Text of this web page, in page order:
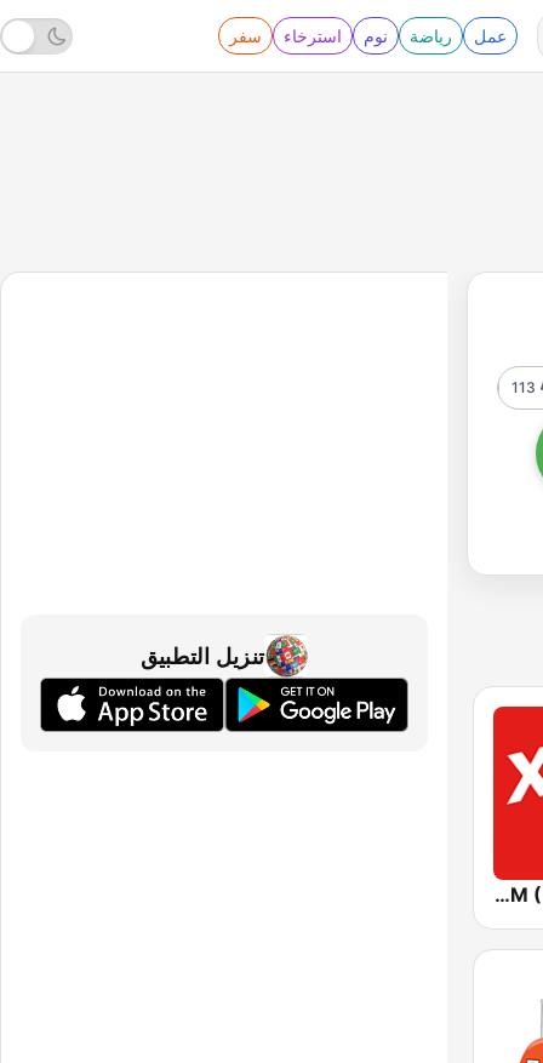
عمل رياضة نوم استرخاء سفر
113
Хіт FM (Hit FM) - Top
تنزيل التطبيق